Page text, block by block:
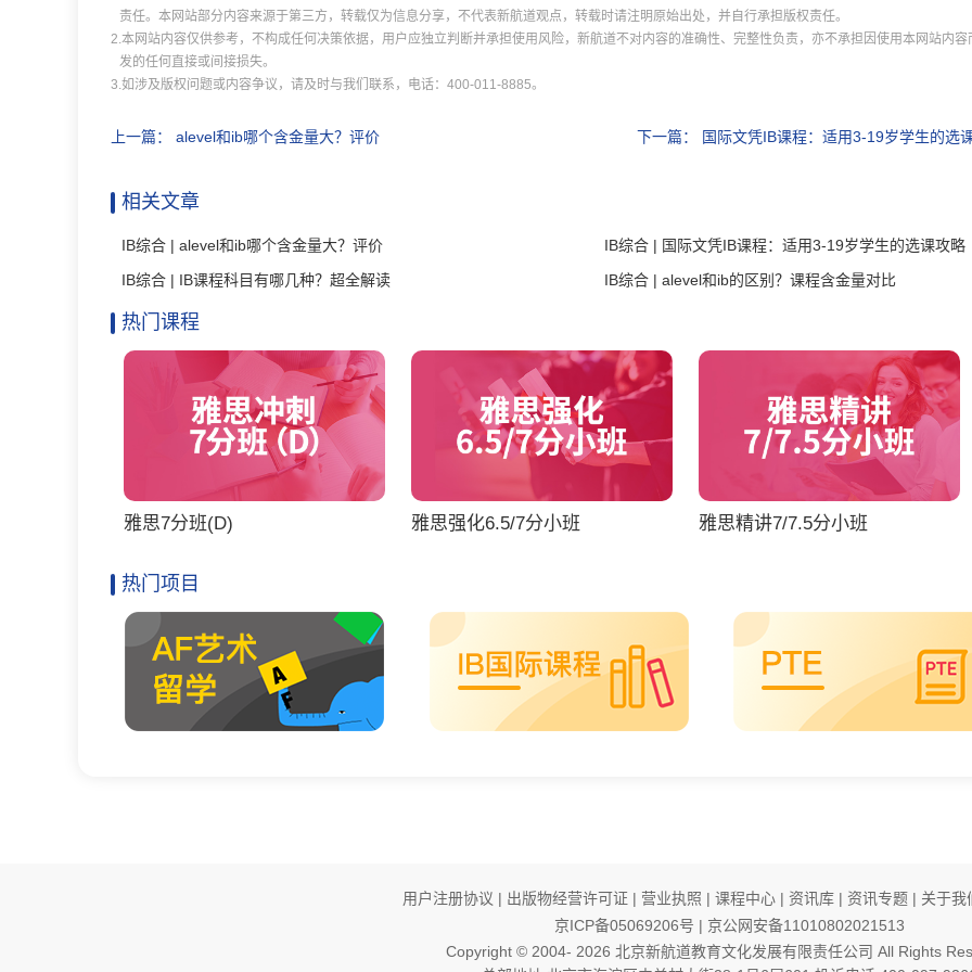
责任。本网站部分内容来源于第三方，转载仅为信息分享，不代表新航道观点，转载时请注明原始出处，并自行承担版权责任。
2.本网站内容仅供参考，不构成任何决策依据，用户应独立判断并承担使用风险，新航道不对内容的准确性、完整性负责，亦不承担因使用本网站内容
发的任何直接或间接损失。
3.如涉及版权问题或内容争议，请及时与我们联系，电话：400-011-8885。
上一篇： alevel和ib哪个含金量大？评价 下一篇： 国际文凭IB课程：适用3-19岁学生的选
相关文章
IB综合 | alevel和ib哪个含金量大？评价
IB综合 | 国际文凭IB课程：适用3-19岁学生的选课攻略
IB综合 | IB课程科目有哪几种？超全解读
IB综合 | alevel和ib的区别？课程含金量对比
热门课程
雅思7分班(D) 雅思强化6.5/7分小班 雅思精讲7/7.5分小班
热门项目
用户注册协议 | 出版物经营许可证 | 营业执照 | 课程中心 | 资讯库 | 资讯专题 | 关于我
京ICP备05069206号 | 京公网安备11010802021513
Copyright © 2004- 2026 北京新航道教育文化发展有限责任公司 All Rights